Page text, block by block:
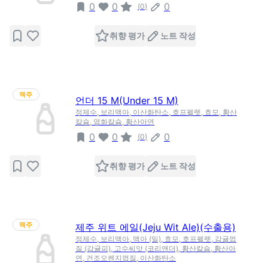
0 0 (0) 0
취향 평가 노트 작성
맥주
언더 15 M(Under 15 M)
정제수, 보리맥아, 이산화탄소, 호프펠렛, 효모, 황산
칼슘, 염화칼슘, 황산아연
0 0 (0) 0
취향 평가 노트 작성
맥주 제주 위트 에일(Jeju Wit Ale)(수출용)
정제수, 보리맥아, 맥아 (밀), 효모, 호프펠렛, 감귤껍
질 (감귤피), 고수씨앗 (코리앤더), 황산칼슘, 황산아
연, 건조오렌지껍질, 이산화탄소